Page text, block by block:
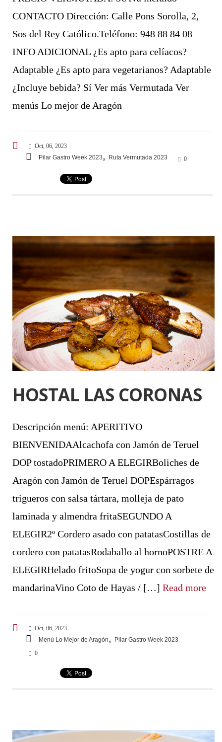
CONTACTO Dirección: Calle Pons Sorolla, 2,
Sos del Rey Católico.Teléfono: 948 88 84 08
INFO ADICIONAL ¿Es apto para celíacos?
Adaptable ¿Es apto para vegetarianos? Adaptable
¿Incluye bebida? Sí Ver más Vermutada Ver
menús Lo mejor de Aragón
Oct, 06, 2023
Pilar Gastro Week 2023, Ruta Vermutada 2023 0
HOSTAL LAS CORONAS
Descripción menú: APERITIVO
BIENVENIDAAlcachofa con Jamón de Teruel
DOP tostadoPRIMERO A ELEGIRBoliches de
Aragón con Jamón de Teruel DOPEspárragos
trigueros con salsa tártara, molleja de pato
laminada y almendra fritaSEGUNDO A
ELEGIR2º Cordero asado con patatasCostillas de
cordero con patatasRodaballo al hornoPOSTRE A
ELEGIRHelado fritoSopa de yogur con sorbete de
mandarinaVino Coto de Hayas / […] Read more
Oct, 06, 2023
Menú Lo Mejor de Aragón,
Pilar Gastro Week 2023
0